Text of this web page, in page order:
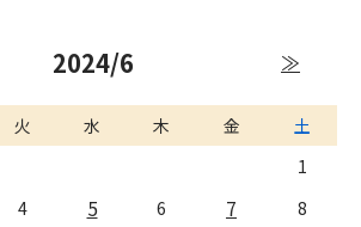
2024/6 ≫
火 水 木 金
土
1
4 5 6 7
8